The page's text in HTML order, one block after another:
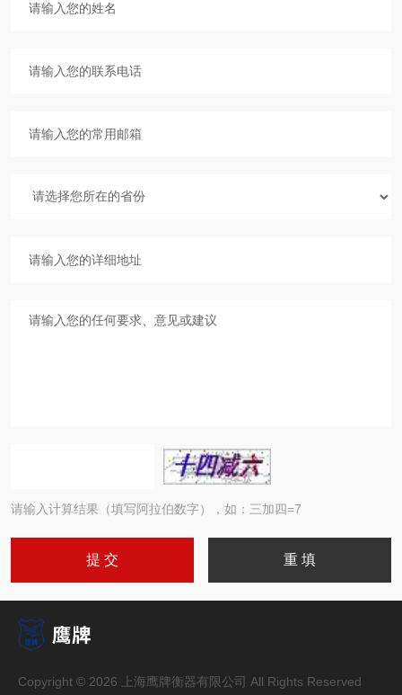
请输入计算结果（填写阿拉伯数字），如：三加四=7
Copyright © 2026 上海鹰牌衡器有限公司 All Rights Reserved